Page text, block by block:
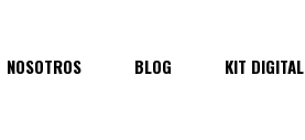
NOSOTROS BLOG KIT DIGITAL